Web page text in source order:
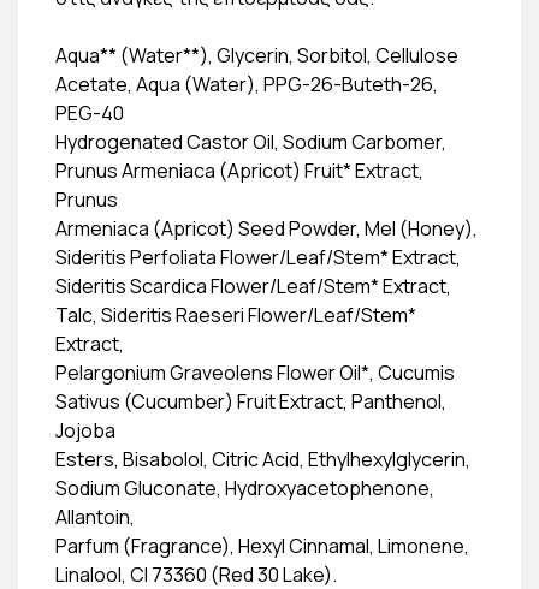
Aqua** (Water**), Glycerin, Sorbitol, Cellulose
Acetate, Aqua (Water), PPG-26-Buteth-26,
PEG-40
Hydrogenated Castor Oil, Sodium Carbomer,
Prunus Armeniaca (Apricot) Fruit* Extract,
Prunus
Armeniaca (Apricot) Seed Powder, Mel (Honey),
Sideritis Perfoliata Flower/Leaf/Stem* Extract,
Sideritis Scardica Flower/Leaf/Stem* Extract,
Talc, Sideritis Raeseri Flower/Leaf/Stem*
Extract,
Pelargonium Graveolens Flower Oil*, Cucumis
Sativus (Cucumber) Fruit Extract, Panthenol,
Jojoba
Esters, Bisabolol, Citric Acid, Ethylhexylglycerin,
Sodium Gluconate, Hydroxyacetophenone,
Allantoin,
Parfum (Fragrance), Hexyl Cinnamal, Limonene,
Linalool, CI 73360 (Red 30 Lake).